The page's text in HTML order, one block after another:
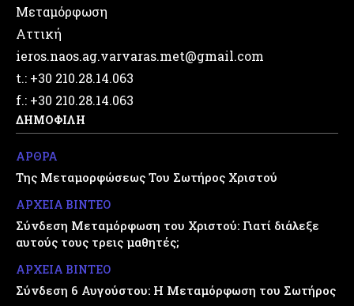
Μεταμόρφωση
Αττική
ieros.naos.ag.varvaras.met@gmail.com
t.: +30 210.28.14.063
f.: +30 210.28.14.063
ΔΗΜΟΦΙΛΗ
ΑΡΘΡΑ
Της Μεταμορφώσεως Του Σωτήρος Χριστού
ΑΡΧΕΙΑ ΒΙΝΤΕΟ
Σύνδεση Μεταμόρφωση του Χριστού: Γιατί διάλεξε
αυτούς τους τρεις μαθητές;
ΑΡΧΕΙΑ ΒΙΝΤΕΟ
Σύνδεση 6 Αυγούστου: Η Μεταμόρφωση του Σωτήρος